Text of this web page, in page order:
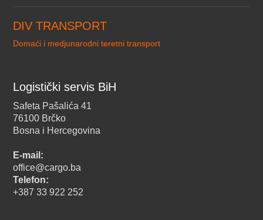
DIV TRANSPORT
Domaći i medjunarodni teretni transport
Logistički servis BiH
Safeta Pašalića 41
76100 Brčko
Bosna i Hercegovina
E-mail:
office@cargo.ba
Telefon:
+387 33 922 252